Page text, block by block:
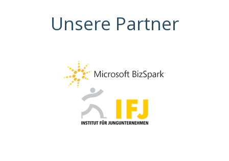
Unsere Partner